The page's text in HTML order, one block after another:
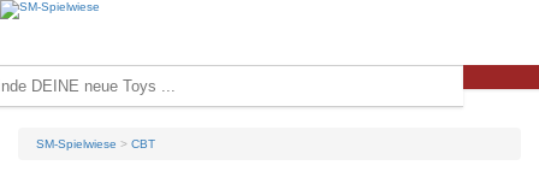
SM-Spielwiese CBT